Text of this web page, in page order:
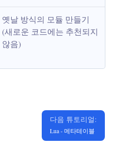
옛날 방식의 모듈 만들기
(새로운 코드에는 추천되지
않음)
다음 튜토리얼:
Lua - 메타테이블